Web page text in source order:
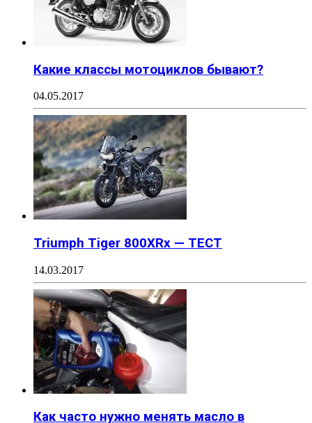
Какие классы мотоциклов бывают?
04.05.2017
Triumph Tiger 800XRx — ТЕСТ
14.03.2017
Как часто нужно менять масло в